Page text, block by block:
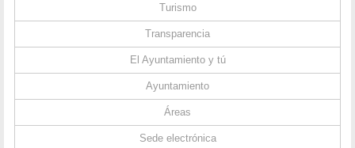
Turismo
Transparencia
El Ayuntamiento y tú
Ayuntamiento
Áreas
Sede electrónica